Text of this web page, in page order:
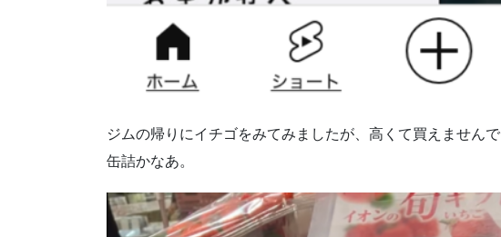
ジムの帰りにイチゴをみてみましたが、高くて買えません
缶詰かなあ。